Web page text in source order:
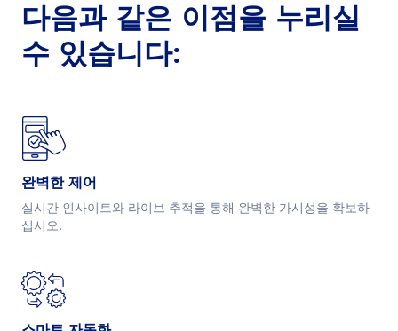
다음과 같은 이점을 누리실
수 있습니다:
완벽한 제어
실시간 인사이트와 라이브 추적을 통해 완벽한 가시성을 확보하
십시오.